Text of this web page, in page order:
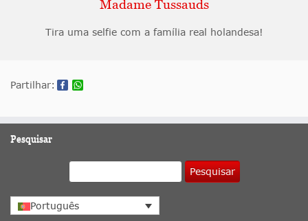
Madame Tussauds
Tira uma selfie com a família real holandesa!
Partilhar:
Pesquisar
Pesquisar
Português